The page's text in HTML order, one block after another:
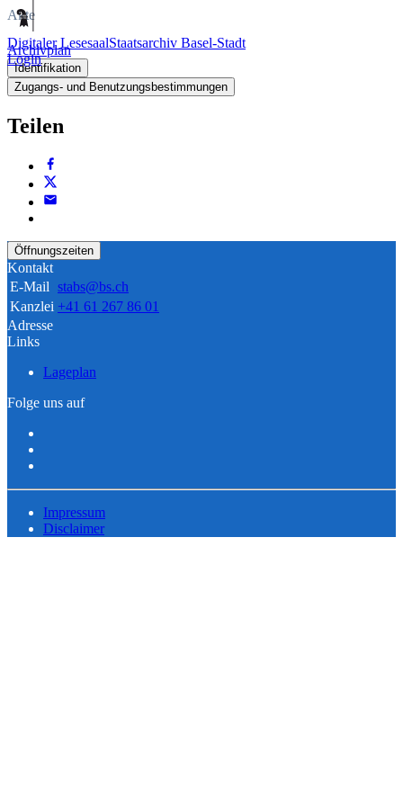
Digitaler LesesaalStaatsarchiv Basel-Stadt
Login
Akte
Archivplan
Identifikation
Zugangs- und Benutzungsbestimmungen
Teilen
Öffnungszeiten
Kontakt
E-Mail stabs@bs.ch
Kanzlei +41 61 267 86 01
Adresse
Links
Lageplan
Folge uns auf
Impressum
Disclaimer